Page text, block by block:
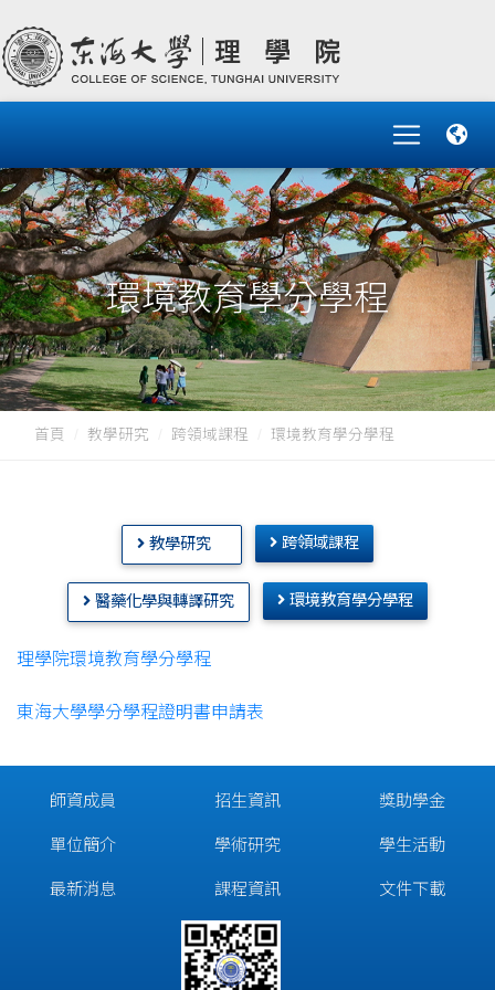
環境教育學分學程
首頁 教學研究 跨領域課程 環境教育學分學程
教學研究 跨領域課程
醫藥化學與轉譯研究 環境教育學分學程
理學院環境教育學分學程
東海大學學分學程證明書申請表
師資成員
單位簡介
最新消息
招生資訊
學術研究
課程資訊
獎助學金
學生活動
文件下載